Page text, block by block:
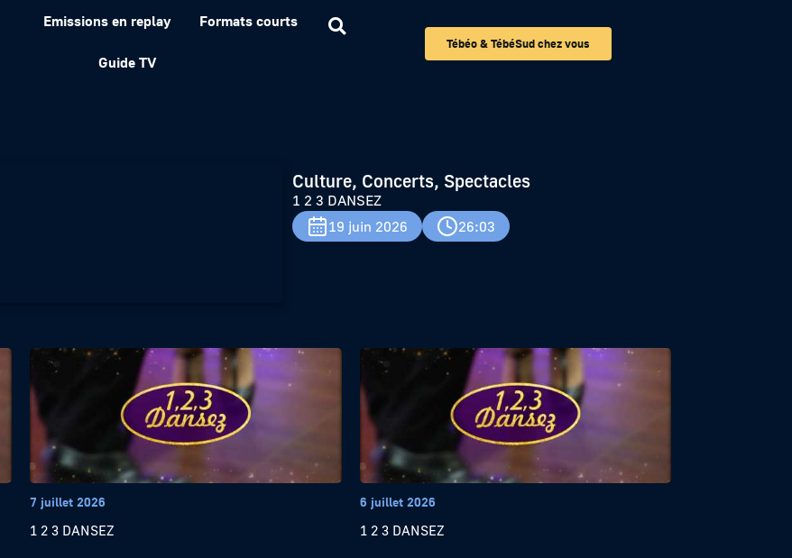
Emissions en replay Formats courts
Guide TV
Tébéo & TébéSud chez vous
Culture, Concerts, Spectacles
1 2 3 DANSEZ
19 juin 2026
26:03
7 juillet 2026
1 2 3 DANSEZ
6 juillet 2026
1 2 3 DANSEZ